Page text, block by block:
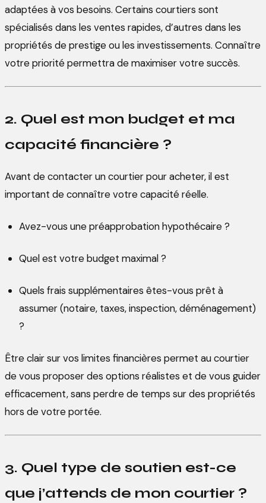
adaptées à vos besoins. Certains courtiers sont
spécialisés dans les ventes rapides, d’autres dans les
propriétés de prestige ou les investissements. Connaître
votre priorité permettra de maximiser votre succès.
2. Quel est mon budget et ma
capacité financière ?
Avant de contacter un courtier pour acheter, il est
important de connaître votre capacité réelle.
Avez-vous une préapprobation hypothécaire ?
Quel est votre budget maximal ?
Quels frais supplémentaires êtes-vous prêt à
assumer (notaire, taxes, inspection, déménagement)
?
Être clair sur vos limites financières permet au courtier
de vous proposer des options réalistes et de vous guider
efficacement, sans perdre de temps sur des propriétés
hors de votre portée.
3. Quel type de soutien est-ce
que j’attends de mon courtier ?